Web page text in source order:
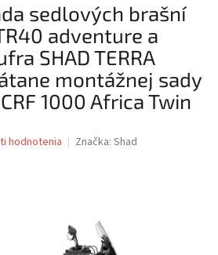
sedlových brašní
adventure a
SHAD TERRA
montážnej sady
1000 Africa Twin
hodnotenia Značka: Shad